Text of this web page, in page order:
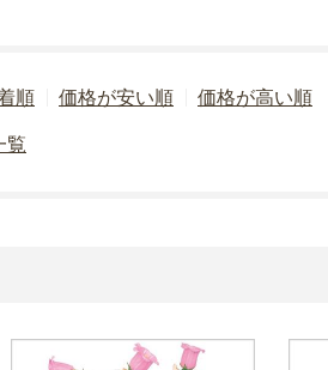
順 価格が安い順 価格が高い順
覧